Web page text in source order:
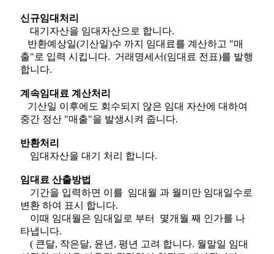
신규임대처리
대기자산을 임대자산으로 합니다.
반환예상일(기산일)수 까지 임대료를 계산하고 "매
출"로 입력 시킵니다. 거래명세서(임대료 전표)를 발행
합니다.
계속임대료 계산처리
기산일 이후에도 회수되지 않은 임대 자산에 대하여
중간 정산 "매출"을 발생시켜 줍니다.
반환처리
임대자산을 대기 처리 합니다.
임대료 산출방법
기간을 입력하면 이를 임대월 과 월미만 임대일수로
변환 하여 표시 합니다.
이때 임대월은 임대일로 부터 몇개월 째 인가를 나
타냅니다.
( 큰달, 작은달, 윤년, 평년 고려 합니다. 월말일 임대